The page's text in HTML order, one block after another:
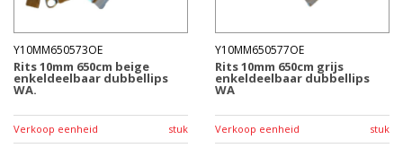
Y10MM650573OE
Rits 10mm 650cm beige
enkeldeelbaar dubbellips
WA.
Verkoop eenheid stuk
Y10MM650577OE
Rits 10mm 650cm grijs
enkeldeelbaar dubbellips
WA
Verkoop eenheid stuk